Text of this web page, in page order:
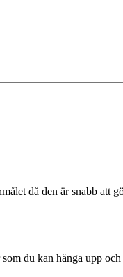
då den är snabb att
du kan hänga upp